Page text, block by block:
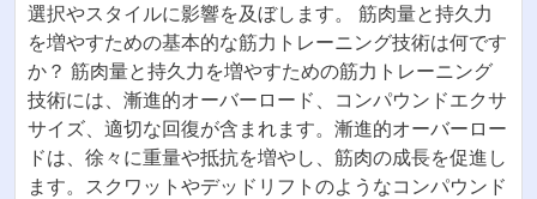
選択やスタイルに影響を及ぼします。 筋肉量と持久力
を増やすための基本的な筋力トレーニング技術は何です
か？ 筋肉量と持久力を増やすための筋力トレーニング
技術には、漸進的オーバーロード、コンパウンドエクサ
サイズ、適切な回復が含まれます。漸進的オーバーロー
ドは、徐々に重量や抵抗を増やし、筋肉の成長を促進し
ます。スクワットやデッドリフトのようなコンパウンド